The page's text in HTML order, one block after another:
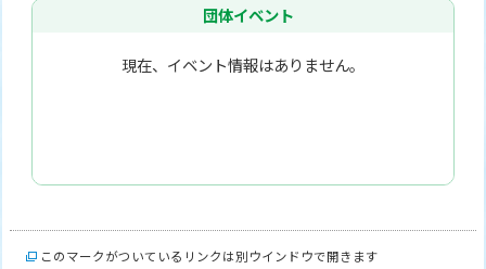
団体イベント
現在、イベント情報はありません。
このマークがついているリンクは別ウインドウで開きます